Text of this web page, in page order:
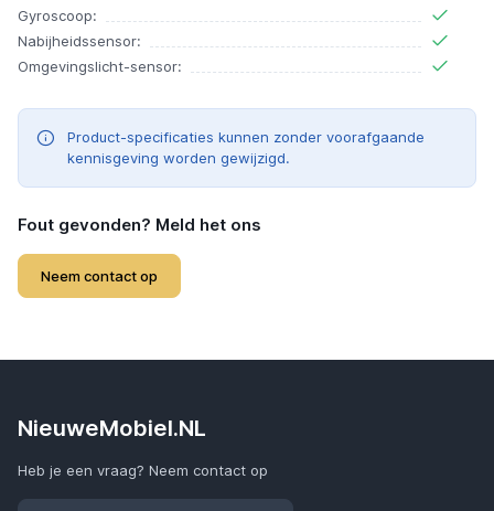
Gyroscoop:
Nabijheidssensor:
Omgevingslicht-sensor:
Product-specificaties kunnen zonder voorafgaande
kennisgeving worden gewijzigd.
Fout gevonden? Meld het ons
Neem contact op
NieuweMobiel.NL
Heb je een vraag? Neem contact op